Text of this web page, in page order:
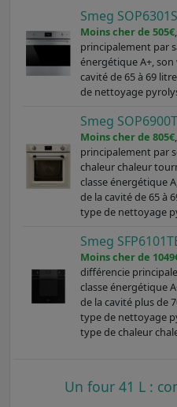
Smeg
Moins cher de 505€
principalement par
énergétique A+,
cavité de 65 à 69
de nettoyage
Smeg
Moins cher de 805€
principalement par
chaleur chaleur
classe énergétique
de la cavité de 65 à
type de nettoyage
Smeg
Moins cher de
différencie
classe énergétique
de la cavité plus de
type de nettoyage
type de chaleur
Un four 41 L :